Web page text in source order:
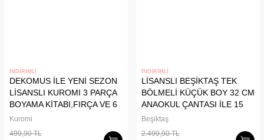
İNDİRİMLİ
DEKOMUS İLE YENİ SEZON
LİSANSLI KUROMI 3 PARÇA
BOYAMA KİTABI,FIRÇA VE 6
RENK BOYAMA SETİ
Kuromi
499,90 TL
İNDİRİMLİ
LİSANSLI BEŞİKTAŞ TEK
BÖLMELİ KÜÇÜK BOY 32 CM
ANAOKUL ÇANTASI İLE 15
PARÇA KIRTASİYE VE OKUL
Beşiktaş
2.499,90 TL